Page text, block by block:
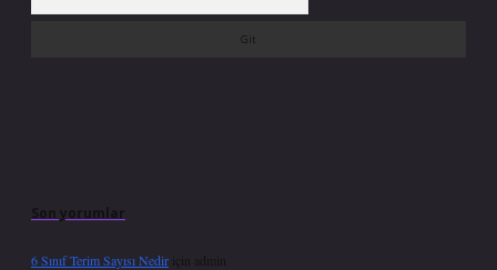
Son yorumlar
6 Sınıf Terim Sayısı Nedir için
admin